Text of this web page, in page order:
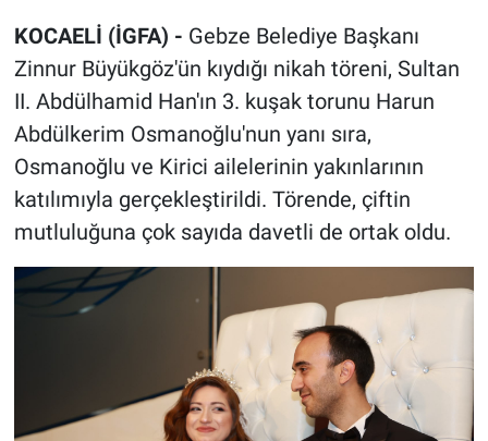
KOCAELİ (İGFA) - Gebze Belediye Başkanı
Zinnur Büyükgöz'ün kıydığı nikah töreni, Sultan
II. Abdülhamid Han'ın 3. kuşak torunu Harun
Abdülkerim Osmanoğlu'nun yanı sıra,
Osmanoğlu ve Kirici ailelerinin yakınlarının
katılımıyla gerçekleştirildi. Törende, çiftin
mutluluğuna çok sayıda davetli de ortak oldu.